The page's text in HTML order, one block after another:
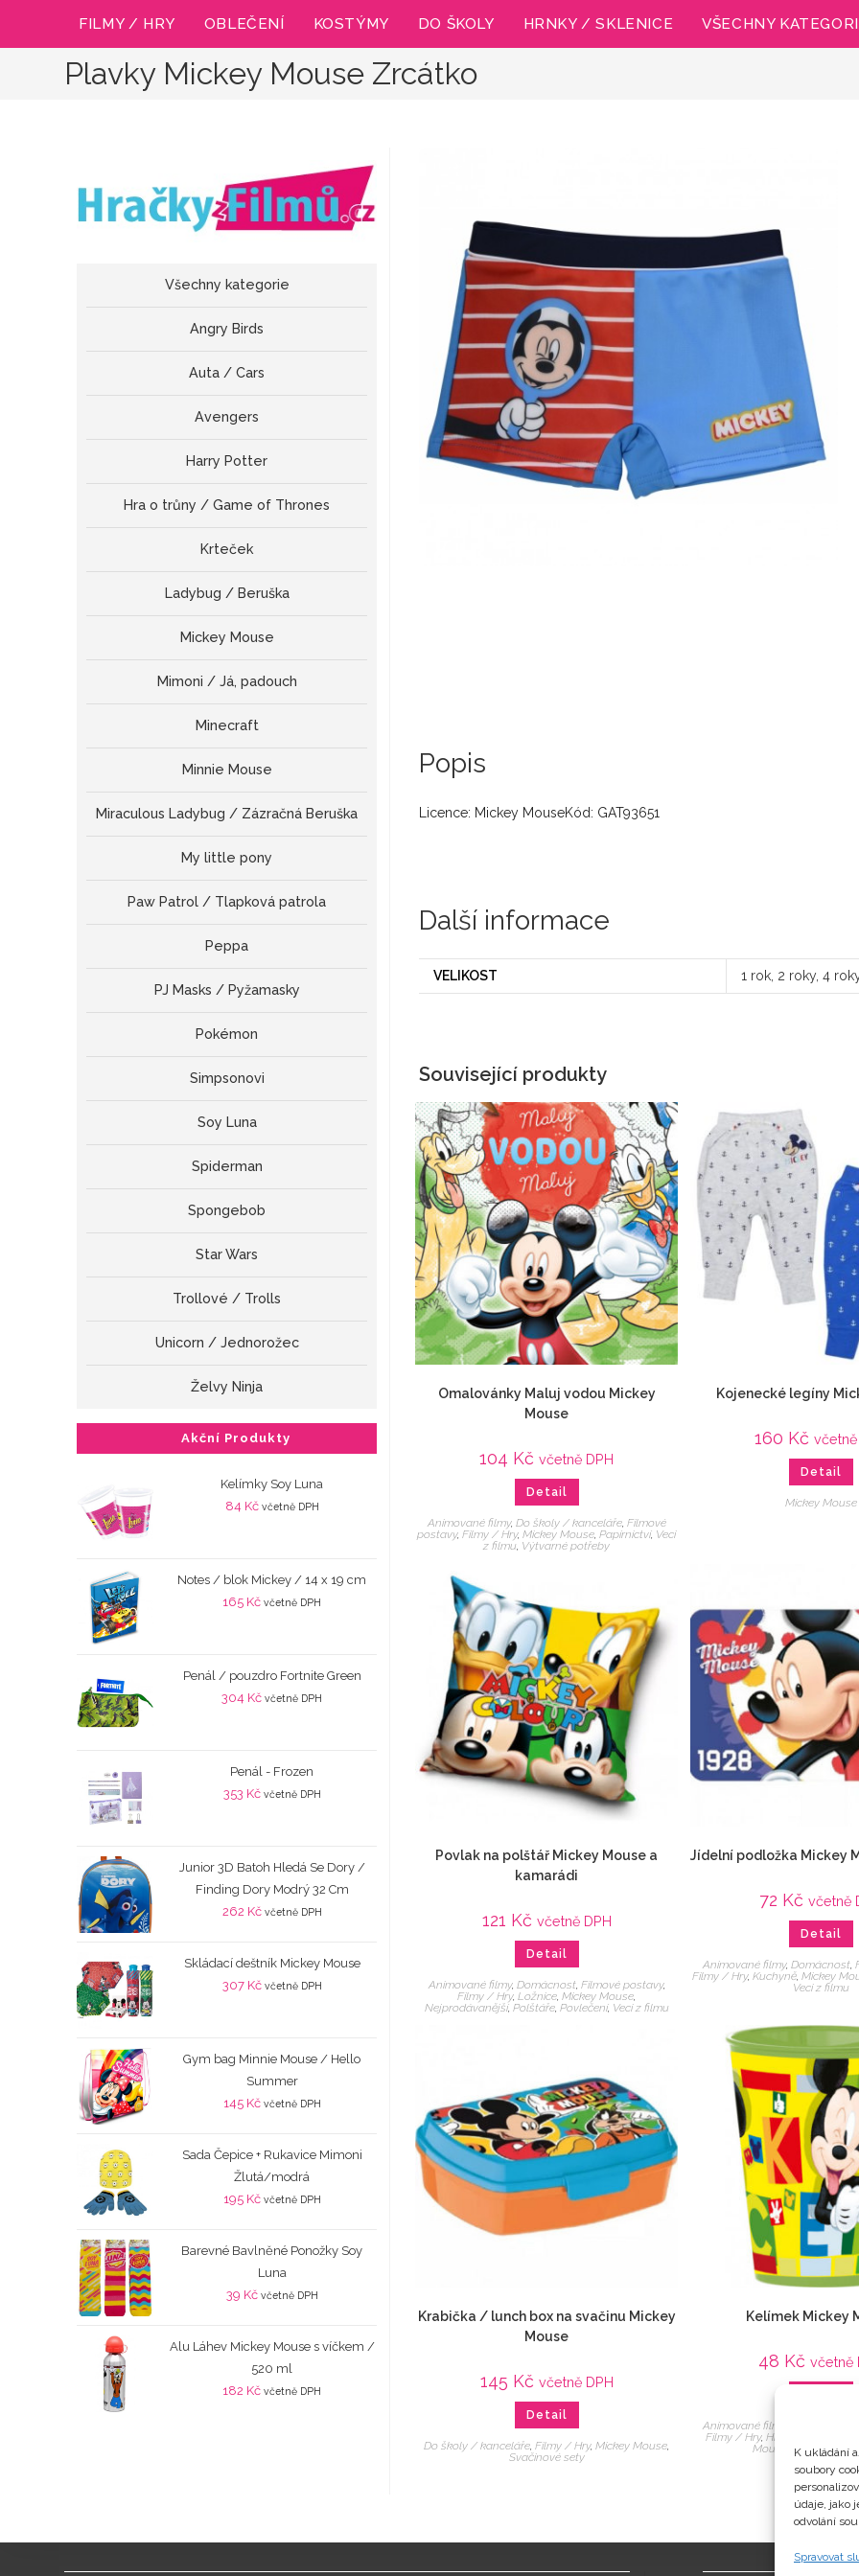
K ukládání
soubory
údaje, jako
odvolání
Spravovat
FILMY / HRY OBLEČENÍ KOSTÝMY DO ŠKOLY HRNKY / SKLENICE VŠECHNY
Plavky Mickey Mouse Zrcátko
Popis
Licence: Mickey MouseKód: GAT93651
Další informace
VELIKOST 1 rok, 2 roky, 4
Související produkty
Omalovánky Maluj vodou Mickey
Mouse
104 Kč včetně DPH
Detail
Animované filmy, Do školy / kanceláře, Filmové
postavy,Filmy / Hry,Mickey Mouse,Papírnictví, Veci
z filmu, Výtvarné potřeby
Kojenecké legíny
160 Kč včetně
Detail
Mickey Mouse
Povlak na polštář Mickey Mouse a
kamarádi
121 Kč včetně DPH
Detail
Animované filmy, Domácnost, Filmové postavy,
Filmy / Hry,Ložnice ,Mickey Mouse
Nejprodávanější, Polštáře, Povlečení, Veci z filmu
Jídelní podložka Mickey
72 Kč včetně
Detail
Animované filmy,Domácnost ,
Filmy / Hry,Kuchyně ,Mickey
Veci z filmu
Krabička / lunch box na svačinu Mickey
Mouse
145 Kč včetně DPH
Detail
Do školy / kanceláře,Filmy / Hry,Mickey Mouse,
Svačinové sety
Kelímek Mickey
48 Kč včetně
Animované filmy
Filmy / Hry, Hrnky / Sklenice
Mouse
Nádobí,Veci
Všechny kategorie
Angry Birds
Auta / Cars
Avengers
Harry Potter
Hra o trůny / Game of Thrones
Krteček
Ladybug / Beruška
Mickey Mouse
Mimoni / Já, padouch
Minecraft
Minnie Mouse
Miraculous Ladybug / Zázračná Beruška
My little pony
Paw Patrol / Tlapková patrola
Peppa
PJ Masks / Pyžamasky
Pokémon
Simpsonovi
Soy Luna
Spiderman
Spongebob
Star Wars
Trollové / Trolls
Unicorn / Jednorožec
Želvy Ninja
Akční Produkty
Kelímky Soy Luna
84 Kč včetně DPH
Notes / blok Mickey / 14 x 19 cm
165 Kč včetně DPH
Penál / pouzdro Fortnite Green
304 Kč včetně DPH
Penál - Frozen
353 Kč včetně DPH
Junior 3D Batoh Hledá Se Dory /
Finding Dory Modrý 32 Cm
262 Kč včetně DPH
Skládací deštník Mickey Mouse
307 Kč včetně DPH
Gym bag Minnie Mouse / Hello
Summer
145 Kč včetně DPH
Sada Čepice + Rukavice Mimoni
Žlutá/modrá
195 Kč včetně DPH
Barevné Bavlněné Ponožky Soy
Luna
39 Kč včetně DPH
Alu Láhev Mickey Mouse s víčkem /
520 ml
182 Kč včetně DPH